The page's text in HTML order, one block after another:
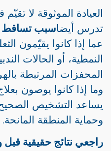
العيادة الموثوقة لا
تدرس أيضاسبب تساقط
عما إذا كانوا يقيّمون
النمطية، أو الحالات
المحفزات المرتبطة
وما إذا كانوا يوصون
يساعد التشخيص
وحماية المنطقة المانحة.
راجعي نتائج حقيقية قبل